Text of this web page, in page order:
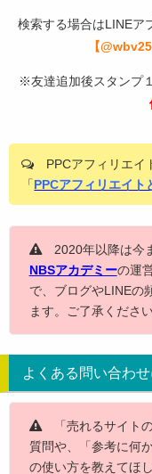
検索する場合はLINEア
【
※友達追加後スタンプ
PPCアフィリエイ
「 PPCアフィリエイト
2020年以降は今ま
NBSアカデミーの運
で、ブログやLINEの
ます。ご了承ください
よくある問い合わ
「売れるサイトの
質問や、「参考に何
の使い方を教えてほ